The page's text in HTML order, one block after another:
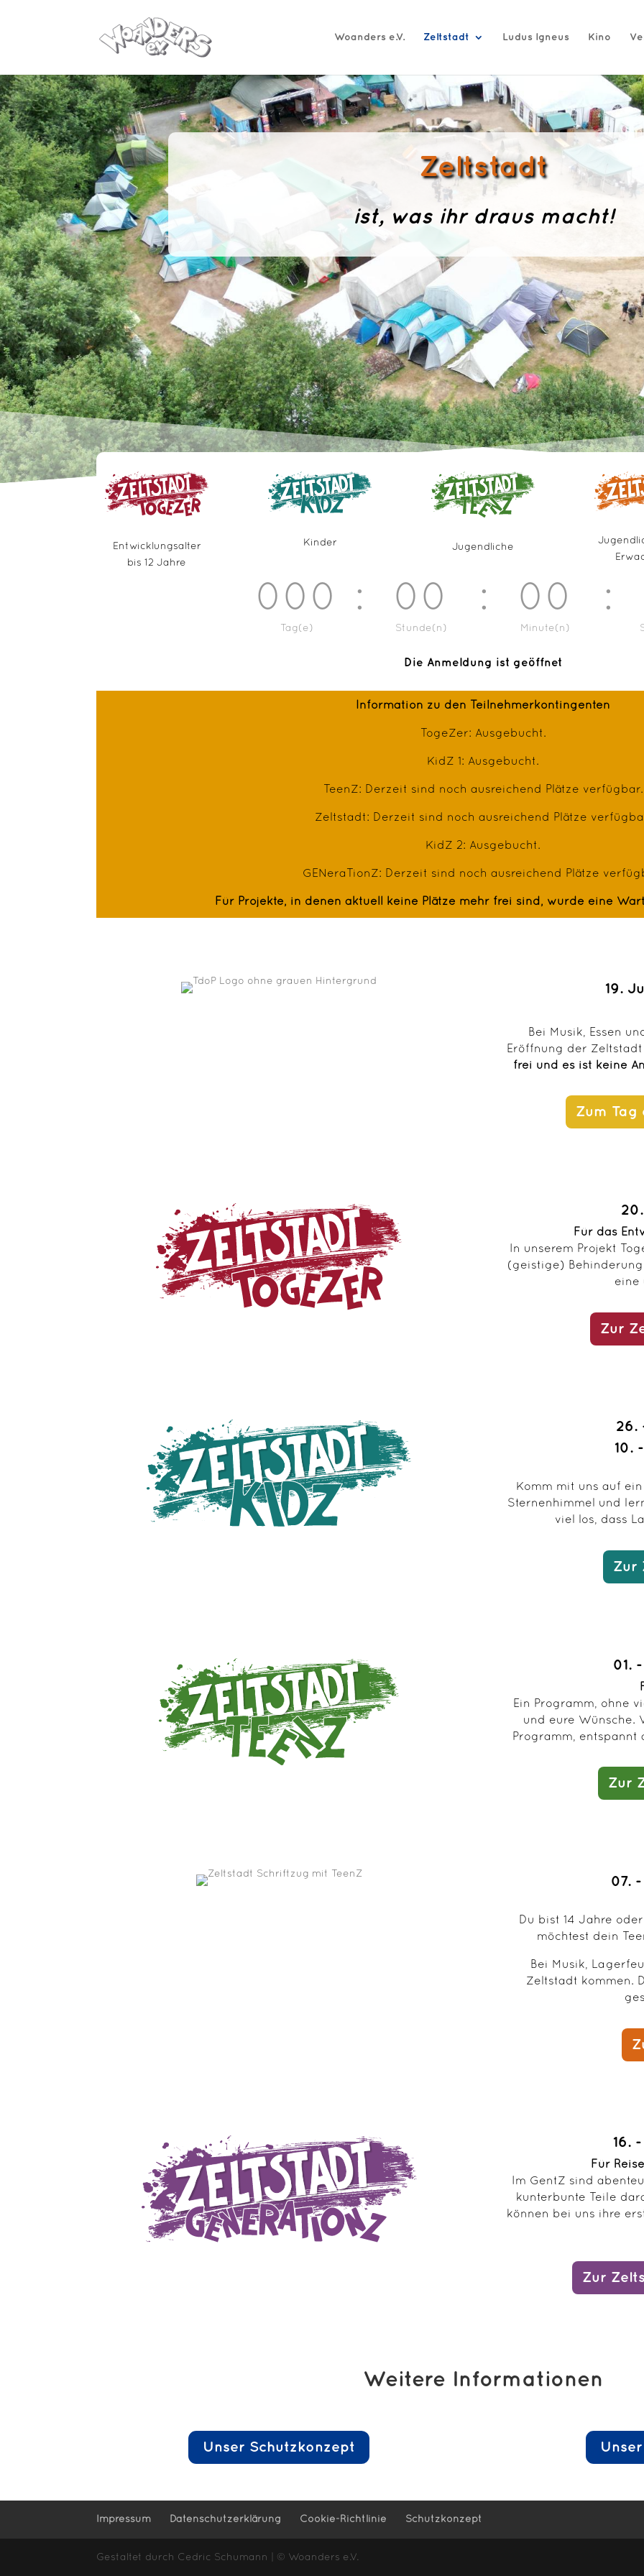
Woanders e.V. Zeltstadt Ludus Igneus Kino
Zeltstadt
ist, was ihr draus macht!
Entwicklungsalter
bis 12 Jahre
Kinder Jugendliche
000
Tag(e)
: 00
Stunde(n)
: 00
Minute(n)
:
Die Anmeldung ist geöffnet
Information zu den Teilnehmerkontingenten
TogeZer: Ausgebucht.
KidZ 1: Ausgebucht.
TeenZ: Derzeit sind noch ausreichend Plätze verfügbar.
Zeltstadt: Derzeit sind noch ausreichend Plätze
KidZ 2: Ausgebucht.
GENeraTionZ: Derzeit sind noch ausreichend Plätze
Für Projekte, in denen aktuell keine Plätze mehr frei sind, wurde eine
19.
Bei Musik, Essen
Eröffnung der
frei und es ist keine
Zum Tag
Für das
In unserem Projekt
(geistige)
eine
Zur
26.
10.
Komm mit uns auf
Sternenhimmel und
viel los, dass
Zur
01.
Ein Programm, ohne
und eure Wünsche.
Programm, entspannt
Zur
07.
Du bist 14 Jahre
möchtest dein
Bei Musik,
Zeltstadt kommen.
16.
Für
Im GentZ sind
kunterbunte Teile
können bei uns ihre
Zur
Weitere Informationen
Unser Schutzkonzept
Impressum Datenschutzerklärung Cookie-Richtlinie Schutzkonzept
Gestaltet durch Cedric Schumann | © Woanders e.V.